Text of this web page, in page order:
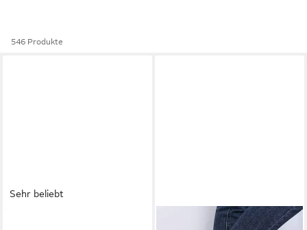
546 Produkte
Sehr beliebt
HOME & JOY
Lana